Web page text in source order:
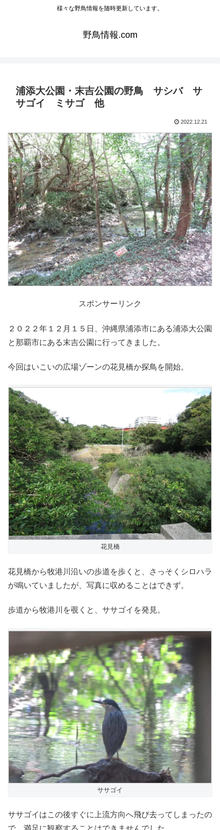
様々な野鳥情報を随時更新しています。
野鳥情報.com
浦添大公園・末吉公園の野鳥 サシバ サ
サゴイ ミサゴ 他
2022.12.21
スポンサーリンク
２０２２年１２月１５日、沖縄県浦添市にある浦添大公園
と那覇市にある末吉公園に行ってきました。
今回はいこいの広場ゾーンの花見橋か探鳥を開始。
花見橋
花見橋から牧港川沿いの歩道を歩くと、さっそくシロハラ
が鳴いていましたが、写真に収めることはできず。
歩道から牧港川を覗くと、ササゴイを発見。
ササゴイ
ササゴイはこの後すぐに上流方向へ飛び去ってしまったの
で、満足に観察することはできませんでした。